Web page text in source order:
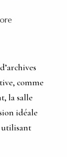
comme
la salle
idéale
utilisant